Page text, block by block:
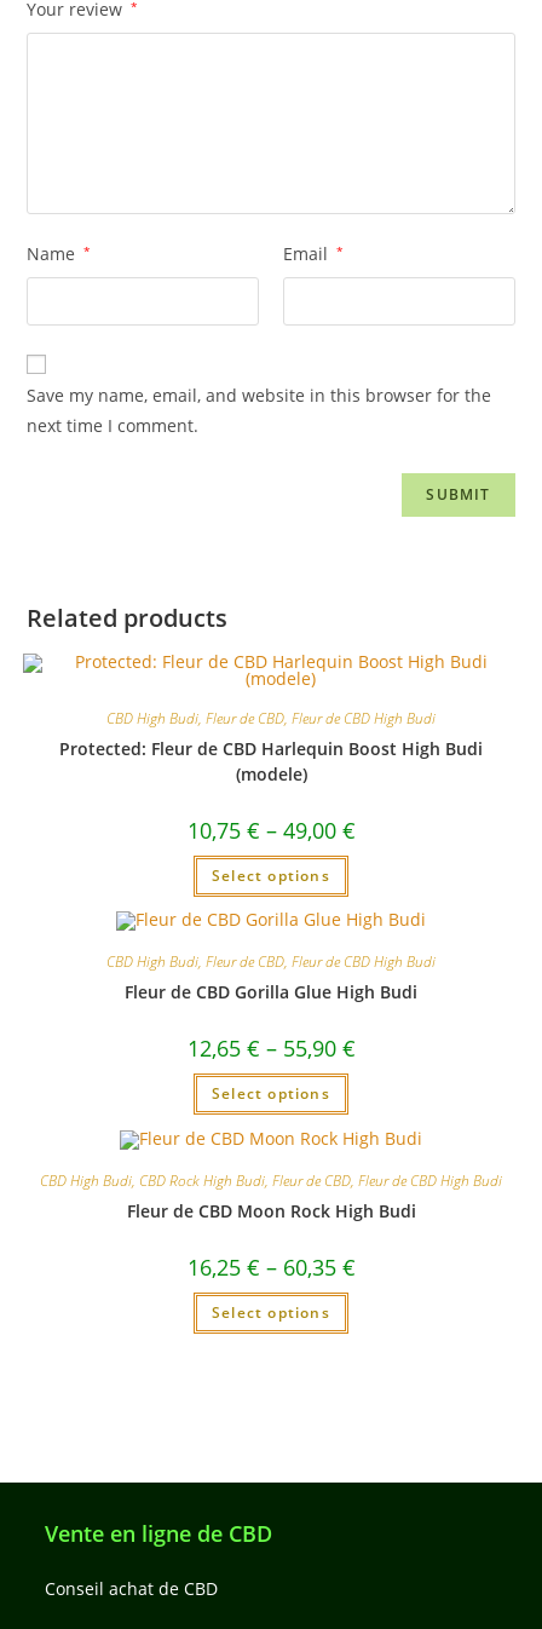
Your review *
Name * Email *
Save my name, email, and website in this browser for the
next time I comment.
Related products
CBD High Budi, Fleur de CBD, Fleur de CBD High Budi
Protected: Fleur de CBD Harlequin Boost High Budi
(modele)
10,75 € – 49,00 €
Select options
CBD High Budi, Fleur de CBD, Fleur de CBD High Budi
Fleur de CBD Gorilla Glue High Budi
12,65 € – 55,90 €
Select options
CBD High Budi, CBD Rock High Budi, Fleur de CBD, Fleur de CBD High Budi
Fleur de CBD Moon Rock High Budi
16,25 € – 60,35 €
Select options
Vente en ligne de CBD
Conseil achat de CBD